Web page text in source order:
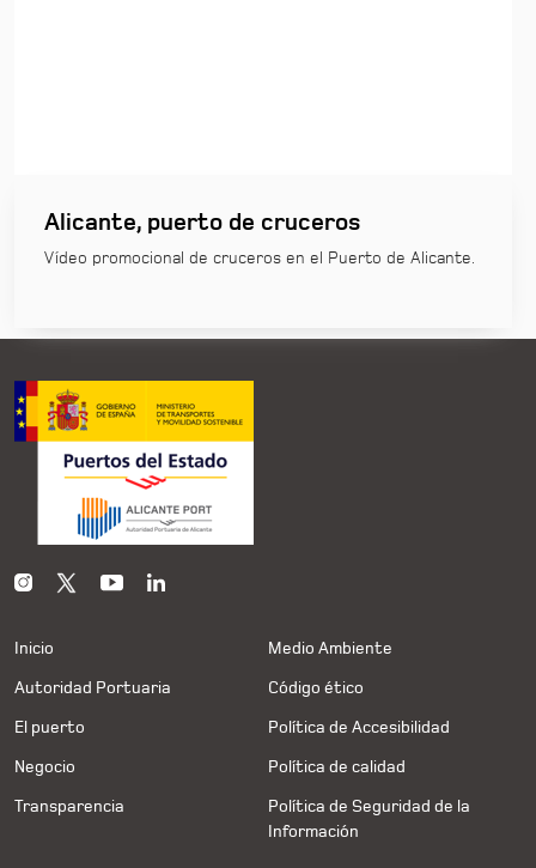
Alicante, puerto de cruceros
Vídeo promocional de cruceros en el Puerto de Alicante.
Inicio
Autoridad Portuaria
El puerto
Negocio
Transparencia
Medio Ambiente
Código ético
Política de Accesibilidad
Política de calidad
Política de Seguridad de la
Información